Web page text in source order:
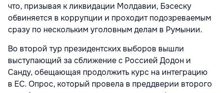
что, призывая к ликвидации Молдавии, Бэсеску
обвиняется в коррупции и проходит подозреваемым
сразу по нескольким уголовным делам в Румынии.
Во второй тур президентских выборов вышли
выступающий за сближение с Россией Додон и
Санду, обещающая продолжить курс на интеграцию
в ЕС. Опрос, который провела в преддверии второго